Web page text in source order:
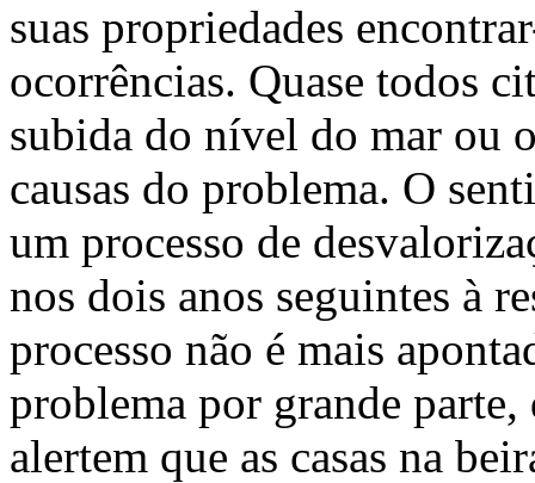
suas propriedades
ocorrências. Quase todos
subida do nível do mar ou
causas do problema. O
um processo de
nos dois anos seguintes à
processo não é mais
problema por grande parte,
alertem que as casas na